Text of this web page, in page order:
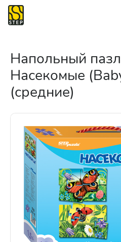
Напольный
Насекомые
(средние)